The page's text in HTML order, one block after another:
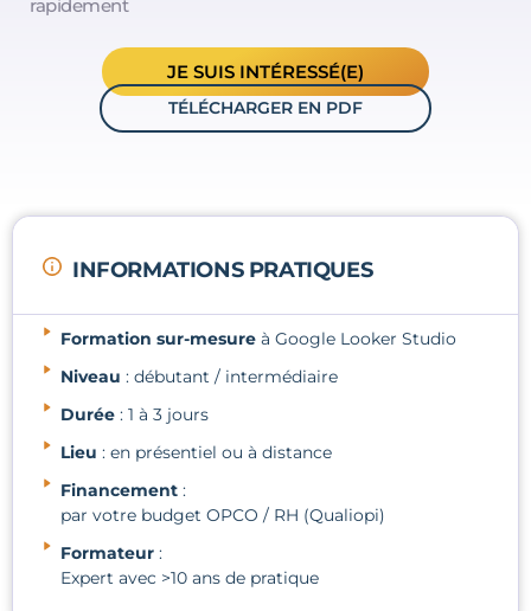
rapidement
JE SUIS INTÉRESSÉ(E)
TÉLÉCHARGER EN PDF
INFORMATIONS PRATIQUES
Formation sur-mesure à Google Looker Studio
Niveau : débutant / intermédiaire
Durée : 1 à 3 jours
Lieu : en présentiel ou à distance
Financement :
par votre budget OPCO / RH (Qualiopi)
Formateur :
Expert avec >10 ans de pratique